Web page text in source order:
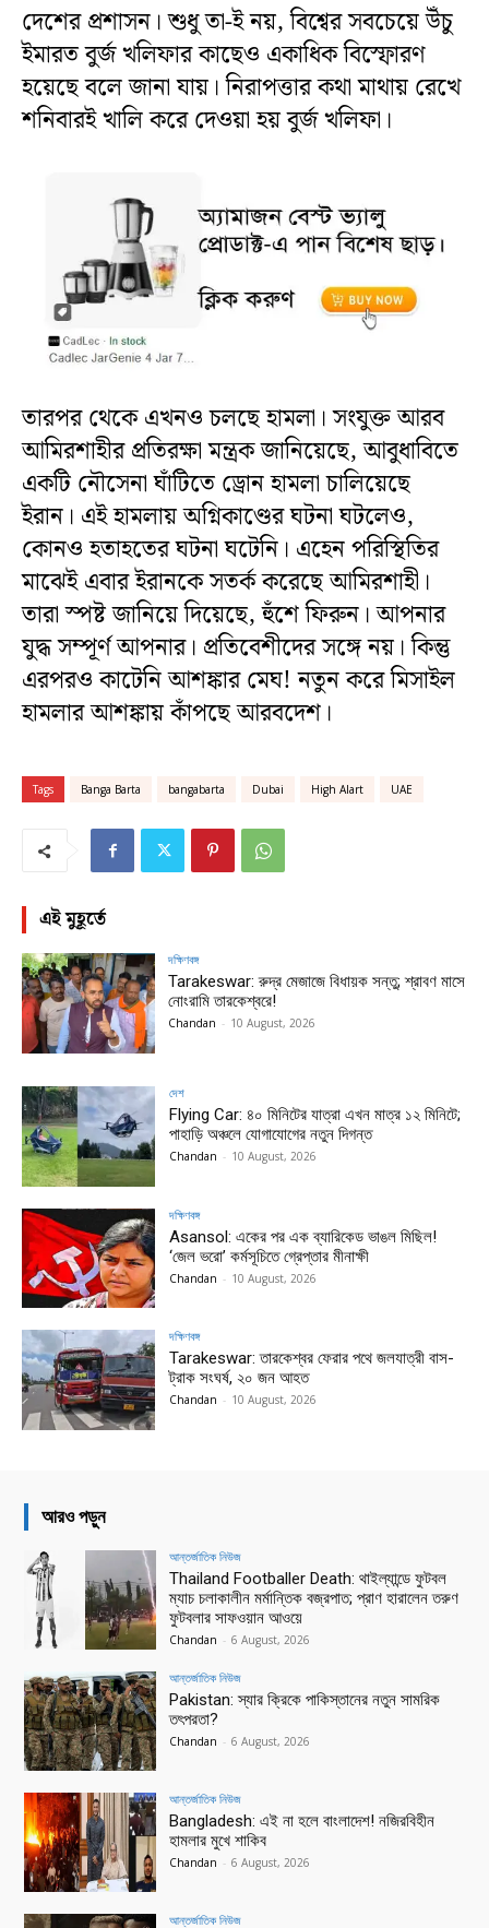
দেশের প্রশাসন। শুধু তা-ই নয়, বিশ্বের সবচেয়ে উঁচু
ইমারত বুর্জ খলিফার কাছেও একাধিক বিস্ফোরণ
হয়েছে বলে জানা যায়। নিরাপত্তার কথা মাথায় রেখে
শনিবারই খালি করে দেওয়া হয় বুর্জ খলিফা।
তারপর থেকে এখনও চলছে হামলা। সংযুক্ত আরব
আমিরশাহীর প্রতিরক্ষা মন্ত্রক জানিয়েছে, আবুধাবিতে
একটি নৌসেনা ঘাঁটিতে ড্রোন হামলা চালিয়েছে
ইরান। এই হামলায় অগ্নিকাণ্ডের ঘটনা ঘটলেও,
কোনও হতাহতের ঘটনা ঘটেনি। এহেন পরিস্থিতির
মাঝেই এবার ইরানকে সতর্ক করেছে আমিরশাহী।
তারা স্পষ্ট জানিয়ে দিয়েছে, হুঁশে ফিরুন। আপনার
যুদ্ধ সম্পূর্ণ আপনার। প্রতিবেশীদের সঙ্গে নয়। কিন্তু
এরপরও কাটেনি আশঙ্কার মেঘ! নতুন করে মিসাইল
হামলার আশঙ্কায় কাঁপছে আরবদেশ।
Tags Banga Barta bangabarta Dubai High Alart UAE
এই মুহূর্তে
দক্ষিণবঙ্গ
Tarakeswar: রুদ্র মেজাজে বিধায়ক সন্তু; শ্রাবণ মাসে
নোংরামি তারকেশ্বরে!
Chandan - 10 August, 2026
দেশ
Flying Car: ৪০ মিনিটের যাত্রা এখন মাত্র ১২ মিনিটে;
পাহাড়ি অঞ্চলে যোগাযোগের নতুন দিগন্ত
Chandan - 10 August, 2026
দক্ষিণবঙ্গ
Asansol: একের পর এক ব্যারিকেড ভাঙল মিছিল!
‘জেল ভরো’ কর্মসূচিতে গ্রেপ্তার মীনাক্ষী
Chandan - 10 August, 2026
দক্ষিণবঙ্গ
Tarakeswar: তারকেশ্বর ফেরার পথে জলযাত্রী বাস-
ট্রাক সংঘর্ষ, ২০ জন আহত
Chandan - 10 August, 2026
আরও পড়ুন
আন্তর্জাতিক নিউজ
Thailand Footballer Death: থাইল্যান্ডে ফুটবল
ম্যাচ চলাকালীন মর্মান্তিক বজ্রপাত; প্রাণ হারালেন তরুণ
ফুটবলার সাফওয়ান আওয়ে
Chandan - 6 August, 2026
আন্তর্জাতিক নিউজ
Pakistan: স্যার ক্রিকে পাকিস্তানের নতুন সামরিক
তৎপরতা?
Chandan - 6 August, 2026
আন্তর্জাতিক নিউজ
Bangladesh: এই না হলে বাংলাদেশ! নজিরবিহীন
হামলার মুখে শাকিব
Chandan - 6 August, 2026
আন্তর্জাতিক নিউজ